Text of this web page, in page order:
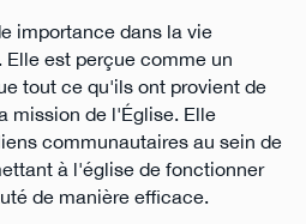
importance dans la vie
est perçue comme un
tout ce qu'ils ont provient de
mission de l'Église. Elle
communautaires au sein de
à l'église de fonctionner
de manière efficace.